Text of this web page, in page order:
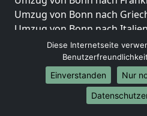
Umzug von Bonn nach
Umzug von Bonn nach Italien
Umzug von Bonn nach
Umzug von Bonn nach
Umzug von Bonn nach
Umzug von Bonn nach
Umzüge-
Diese Internetseite
Einverstanden
Nur